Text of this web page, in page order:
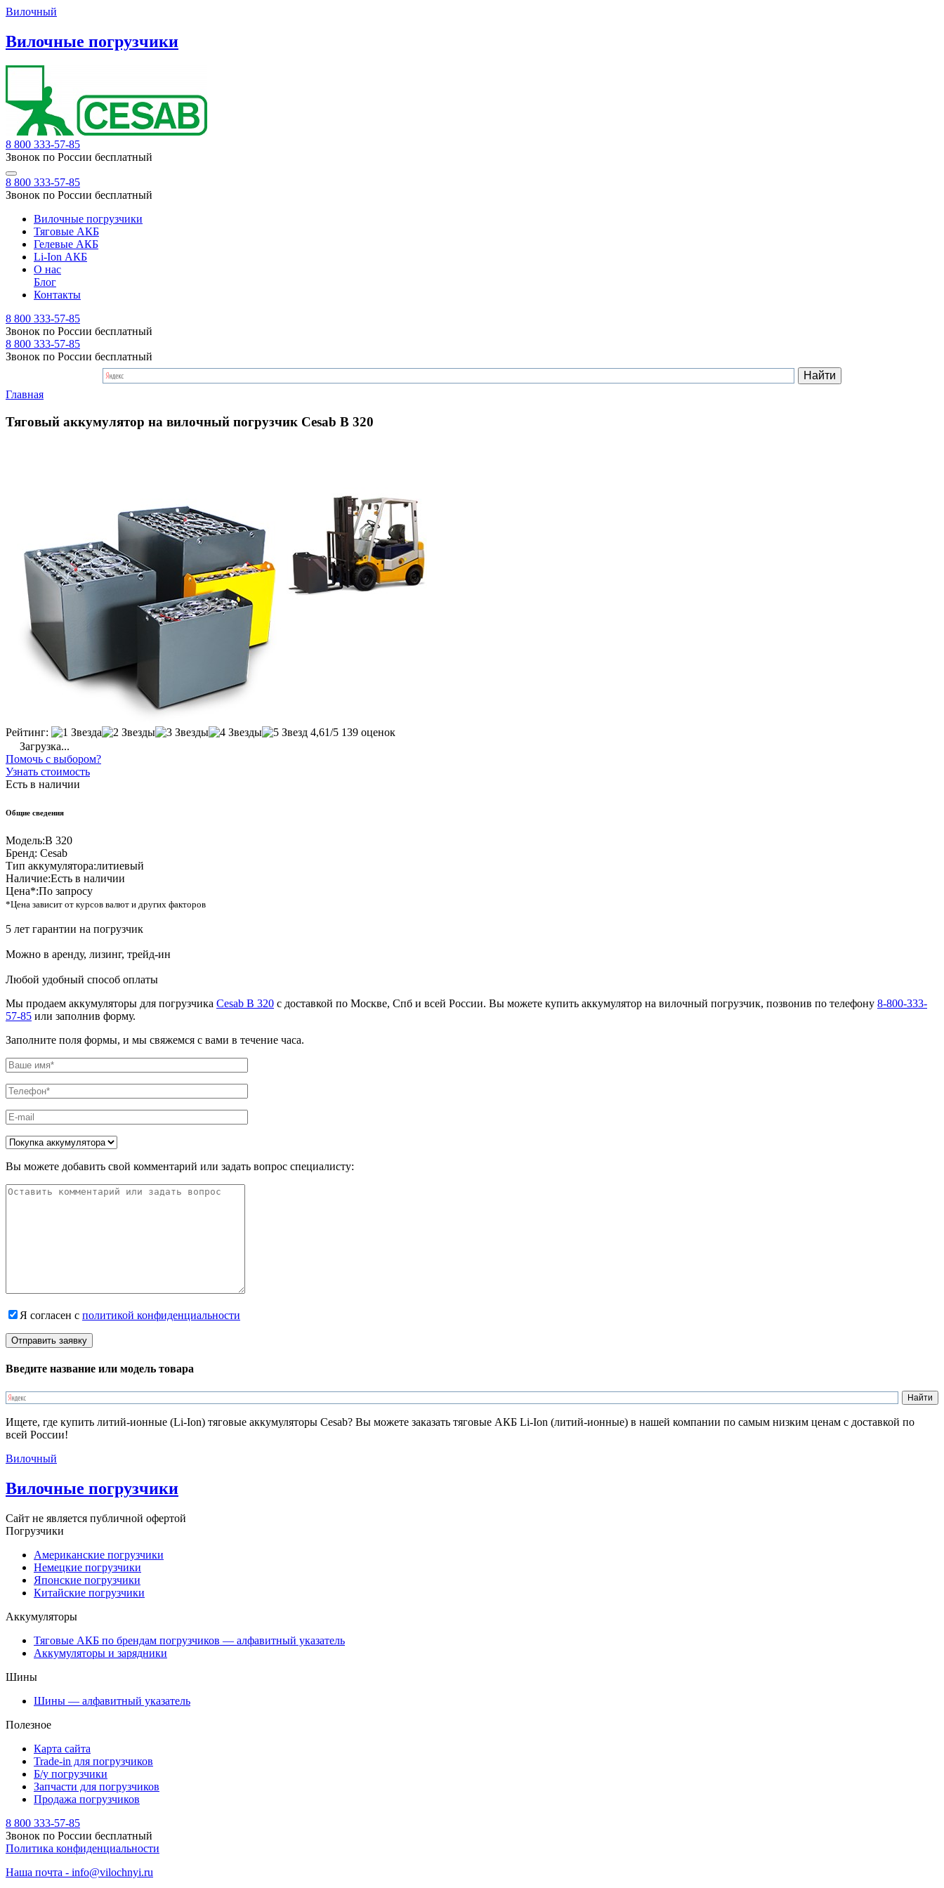
Вилочный
Вилочные погрузчики
8 800 333-57-85
Звонок по России бесплатный
8 800 333-57-85
Звонок по России бесплатный
Вилочные погрузчики
Тяговые АКБ
Гелевые АКБ
Li-Ion АКБ
О нас
Блог
Контакты
8 800 333-57-85
Звонок по России бесплатный
8 800 333-57-85
Звонок по России бесплатный
Главная
Тяговый аккумулятор на вилочный погрузчик Cesab B 320
Рейтинг: 4,61/5 139 оценок
Загрузка...
Помочь с выбором?
Узнать стоимость
Есть в наличии
Общие сведения
Модель:B 320
Бренд: Cesab
Тип аккумулятора:литиевый
Наличие:Есть в наличии
Цена*:По запросу
*Цена зависит от курсов валют и других факторов
5 лет гарантии на погрузчик
Можно в аренду, лизинг, трейд-ин
Любой удобный способ оплаты
Мы продаем аккумуляторы для погрузчика Cesab B 320 с доставкой по Москве, Спб и всей России. Вы можете купить аккумулятор на вилочный погрузчик, позвонив по телефону 8-800-333-
57-85 или заполнив форму.
Заполните поля формы, и мы свяжемся с вами в течение часа.
Вы можете добавить свой комментарий или задать вопрос специалисту:
Я согласен с политикой конфиденциальности
Введите название или модель товара
Ищете, где купить литий-ионные (Li-Ion) тяговые аккумуляторы Cesab? Вы можете заказать тяговые АКБ Li-Ion (литий-ионные) в нашей компании по самым низким ценам с доставкой по
всей России!
Вилочный
Вилочные погрузчики
Сайт не является публичной офертой
Погрузчики
Американские погрузчики
Немецкие погрузчики
Японские погрузчики
Китайские погрузчики
Аккумуляторы
Тяговые АКБ по брендам погрузчиков — алфавитный указатель
Аккумуляторы и зарядники
Шины
Шины — алфавитный указатель
Полезное
Карта сайта
Trade-in для погрузчиков
Б/у погрузчики
Запчасти для погрузчиков
Продажа погрузчиков
8 800 333-57-85
Звонок по России бесплатный
Политика конфиденциальности
Наша почта - info@vilochnyi.ru